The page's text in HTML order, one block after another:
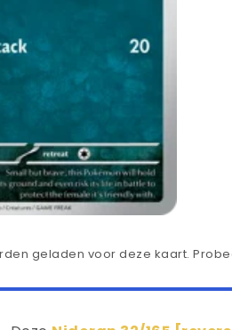
geladen voor deze kaart.